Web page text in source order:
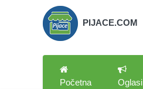
PIJACE.COM
Početna Oglasi